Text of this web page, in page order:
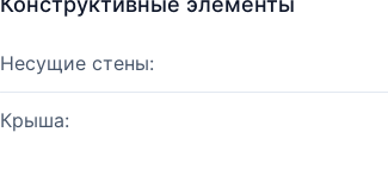
Несущие стены:
Крыша: